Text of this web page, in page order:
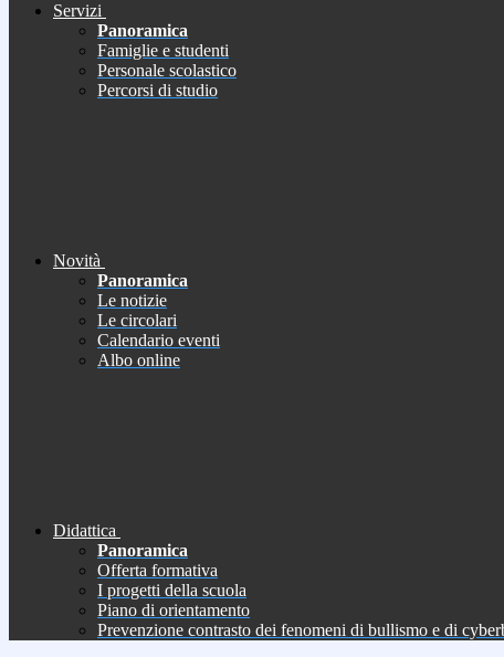
Servizi
Panoramica
Famiglie e studenti
Personale scolastico
Percorsi di studio
Novità
Panoramica
Le notizie
Le circolari
Calendario eventi
Albo online
Didattica
Panoramica
Offerta formativa
I progetti della scuola
Piano di orientamento
Prevenzione contrasto dei fenomeni di bullismo e di